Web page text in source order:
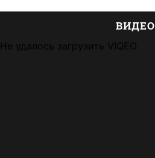
ВИДЕО
Не удалось загрузить VIQEO